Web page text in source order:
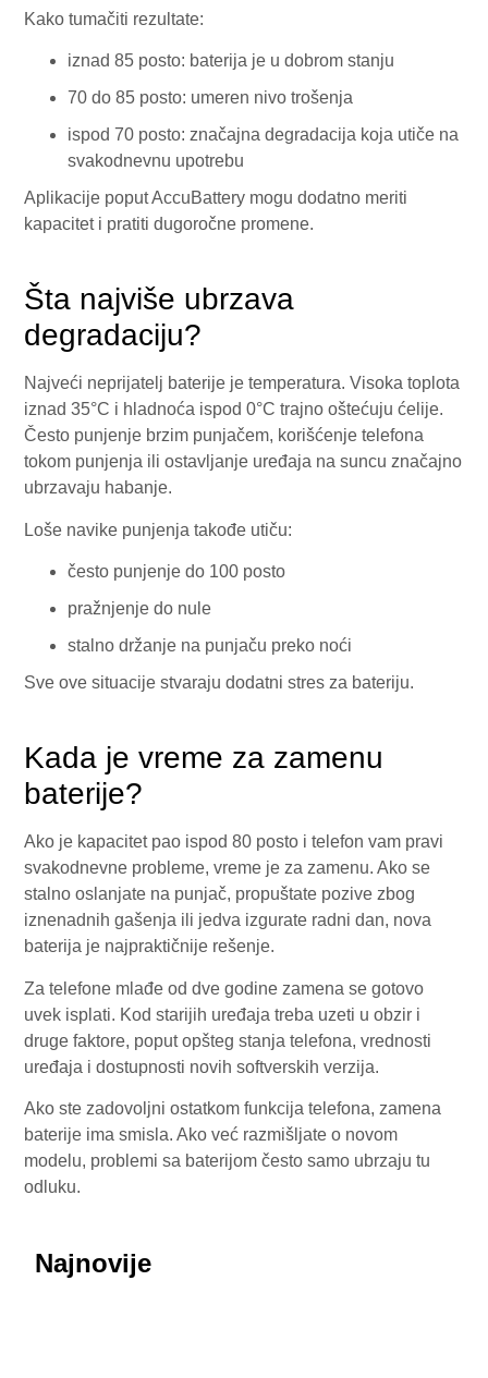
Kako tumačiti rezultate:
iznad 85 posto: baterija je u dobrom stanju
70 do 85 posto: umeren nivo trošenja
ispod 70 posto: značajna degradacija koja utiče na
svakodnevnu upotrebu
Aplikacije poput AccuBattery mogu dodatno meriti
kapacitet i pratiti dugoročne promene.
Šta najviše ubrzava
degradaciju?
Najveći neprijatelj baterije je temperatura. Visoka toplota
iznad 35°C i hladnoća ispod 0°C trajno oštećuju ćelije.
Često punjenje brzim punjačem, korišćenje telefona
tokom punjenja ili ostavljanje uređaja na suncu značajno
ubrzavaju habanje.
Loše navike punjenja takođe utiču:
često punjenje do 100 posto
pražnjenje do nule
stalno držanje na punjaču preko noći
Sve ove situacije stvaraju dodatni stres za bateriju.
Kada je vreme za zamenu
baterije?
Ako je kapacitet pao ispod 80 posto i telefon vam pravi
svakodnevne probleme, vreme je za zamenu. Ako se
stalno oslanjate na punjač, propuštate pozive zbog
iznenadnih gašenja ili jedva izgurate radni dan, nova
baterija je najpraktičnije rešenje.
Za telefone mlađe od dve godine zamena se gotovo
uvek isplati. Kod starijih uređaja treba uzeti u obzir i
druge faktore, poput opšteg stanja telefona, vrednosti
uređaja i dostupnosti novih softverskih verzija.
Ako ste zadovoljni ostatkom funkcija telefona, zamena
baterije ima smisla. Ako već razmišljate o novom
modelu, problemi sa baterijom često samo ubrzaju tu
odluku.
Najnovije